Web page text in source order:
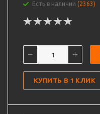
Есть в наличии (2363)
КУПИТЬ В 1 КЛИК